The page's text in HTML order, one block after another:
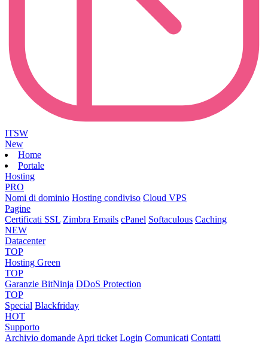
ITSW
New
Home
Portale
Hosting
PRO
Nomi di dominio Hosting condiviso Cloud VPS
Pagine
Certificati SSL Zimbra Emails cPanel Softaculous Caching
NEW
Datacenter
TOP
Hosting Green
TOP
Garanzie BitNinja DDoS Protection
TOP
Special Blackfriday
HOT
Supporto
Archivio domandeApri ticket Login Comunicati Contatti